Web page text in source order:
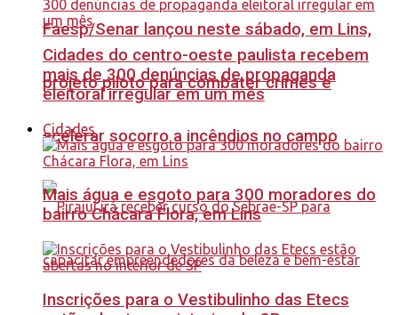
Faesp/Senar lançou neste sábado, em Lins,
projeto piloto para combater crimes e
acelerar socorro a incêndios no campo
Cidades do centro-oeste paulista recebem
mais de 300 denúncias de propaganda
eleitoral irregular em um mês
Cidades
Mais água e esgoto para 300 moradores do
bairro Chácara Flora, em Lins
Inscrições para o Vestibulinho das Etecs